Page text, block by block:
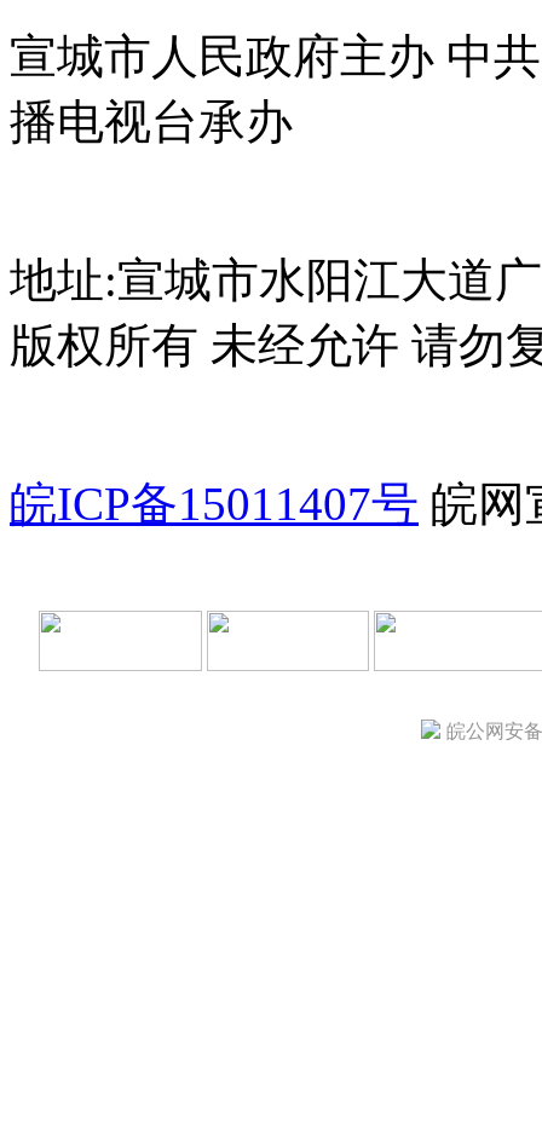
宣城市人民政府主办 中
播电视台承办
地址:宣城市水阳江大道
版权所有 未经允许 请勿
皖ICP备15011407号 皖网
皖公网安